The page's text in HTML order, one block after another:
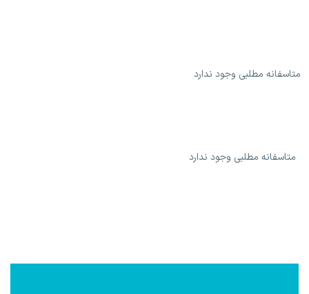
متاسفانه مطلبی وجود ندارد
متاسفانه مطلبی وجود ندارد